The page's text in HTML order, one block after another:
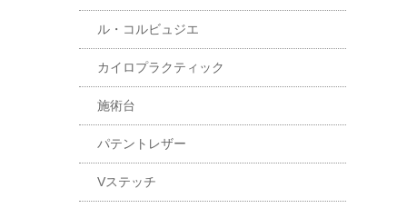
ル・コルビュジエ
カイロプラクティック
施術台
パテントレザー
Vステッチ